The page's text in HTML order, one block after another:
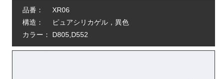
品番：
XR06
構造：
ピュアシリカゲル，異色
カラー：
D805,D552